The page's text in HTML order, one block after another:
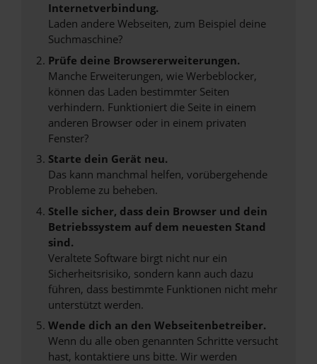
Internetverbindung.
Laden andere Webseiten, zum Beispiel deine
Suchmaschine?
Prüfe deine Browsererweiterungen.
Manche Erweiterungen, wie Werbeblocker,
können das Laden bestimmter Seiten
verhindern. Funktioniert die Seite in einem
anderen Browser oder in einem privaten
Fenster?
Starte dein Gerät neu.
Das kann manchmal helfen, vorübergehende
Probleme zu beheben.
Stelle sicher, dass dein Browser und dein
Betriebssystem auf dem neuesten Stand
sind.
Veraltete Software birgt nicht nur ein
Sicherheitsrisiko, sondern kann auch dazu
führen, dass bestimmte Funktionen nicht mehr
unterstützt werden.
Wende dich an den Webseitenbetreiber.
Wenn du alle oben genannten Schritte versucht
hast, kontaktiere uns bitte. Wir werden